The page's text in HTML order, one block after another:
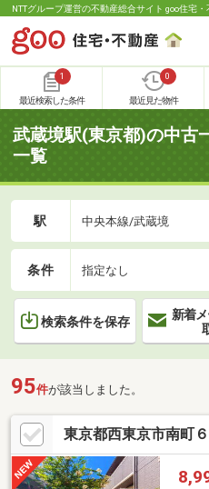
NTTグループ運営の不動産総合サイト goo住宅・
1
最近検索した条件
0
最近見た物件
武蔵境駅(東京都)の中古
一覧
駅 中央本線/武蔵境
条件 指定なし
検索条件を保存
新着
95件が該当しました。
東京都西東京市南町